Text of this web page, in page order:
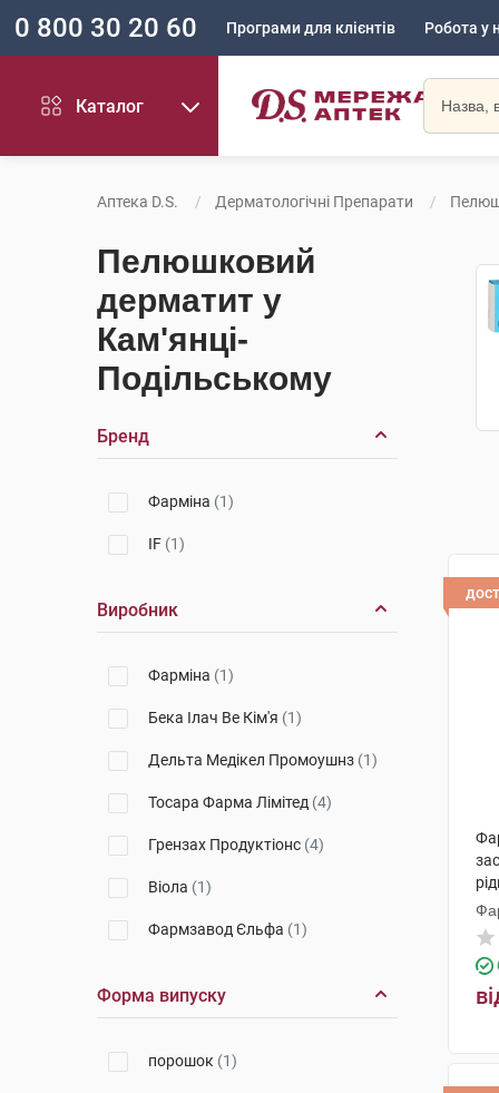
0 800 30 20 60 Програми для клієнтів Робота у
Каталог
Аптека D.S. Дерматологічні Препарати
Пелюшковий
дерматит у
Кам'янці-
Подільському
Бренд
Фарміна (1)
IF (1)
Виробник
Фарміна (1)
Бека Ілач Ве Кім'я (1)
Дельта Медікел Промоушнз (1)
Тосара Фарма Лімітед (4)
Грензах Продуктіонс (4)
Віола (1)
Фармзавод Єльфа (1)
Форма випуску
порошок (1)